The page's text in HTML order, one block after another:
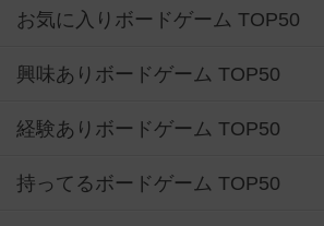
お気に入りボードゲーム TOP50
興味ありボードゲーム TOP50
経験ありボードゲーム TOP50
持ってるボードゲーム TOP50